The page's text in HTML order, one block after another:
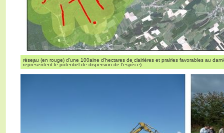
réseau (en rouge) d'une 100aine d'hectares de clairières et prairies favorables au
représentent le potentiel de dispersion de l'espèce)